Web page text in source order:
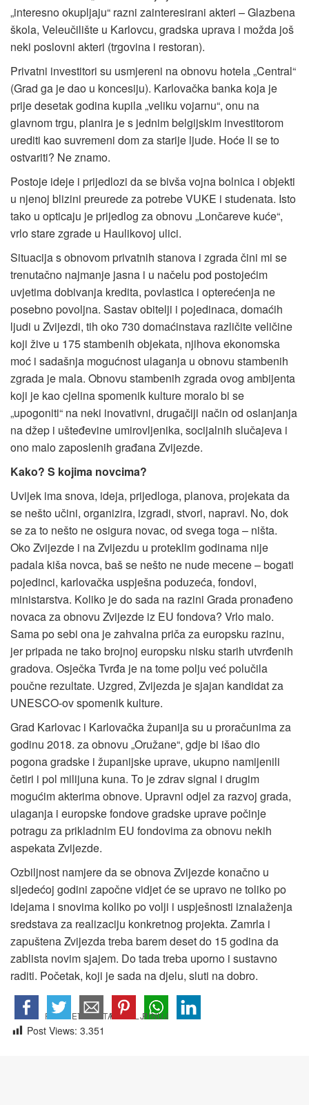
„interesno okupljaju“ razni zainteresirani akteri – Glazbena
škola, Veleučilište u Karlovcu, gradska uprava i možda još
neki poslovni akteri (trgovina i restoran).
Privatni investitori su usmjereni na obnovu hotela „Central“
(Grad ga je dao u koncesiju). Karlovačka banka koja je
prije desetak godina kupila „veliku vojarnu“, onu na
glavnom trgu, planira je s jednim belgijskim investitorom
urediti kao suvremeni dom za starije ljude. Hoće li se to
ostvariti? Ne znamo.
Postoje ideje i prijedlozi da se bivša vojna bolnica i objekti
u njenoj blizini preurede za potrebe VUKE i studenata. Isto
tako u opticaju je prijedlog za obnovu „Lončareve kuće“,
vrlo stare zgrade u Haulikovoj ulici.
Situacija s obnovom privatnih stanova i zgrada čini mi se
trenutačno najmanje jasna i u načelu pod postojećim
uvjetima dobivanja kredita, povlastica i opterećenja ne
posebno povoljna. Sastav obitelji i pojedinaca, domaćih
ljudi u Zvijezdi, tih oko 730 domaćinstava različite veličine
koji žive u 175 stambenih objekata, njihova ekonomska
moć i sadašnja mogućnost ulaganja u obnovu stambenih
zgrada je mala. Obnovu stambenih zgrada ovog ambijenta
koji je kao cjelina spomenik kulture moralo bi se
„upogoniti“ na neki inovativni, drugačiji način od oslanjanja
na džep i ušteđevine umirovljenika, socijalnih slučajeva i
ono malo zaposlenih građana Zvijezde.
Kako? S kojima novcima?
Uvijek ima snova, ideja, prijedloga, planova, projekata da
se nešto učini, organizira, izgradi, stvori, napravi. No, dok
se za to nešto ne osigura novac, od svega toga – ništa.
Oko Zvijezde i na Zvijezdu u proteklim godinama nije
padala kiša novca, baš se nešto ne nude mecene – bogati
pojedinci, karlovačka uspješna poduzeća, fondovi,
ministarstva. Koliko je do sada na razini Grada pronađeno
novaca za obnovu Zvijezde iz EU fondova? Vrlo malo.
Sama po sebi ona je zahvalna priča za europsku razinu,
jer pripada ne tako brojnoj europsku nisku starih utvrđenih
gradova. Osječka Tvrđa je na tome polju već polučila
poučne rezultate. Uzgred, Zvijezda je sjajan kandidat za
UNESCO-ov spomenik kulture.
Grad Karlovac i Karlovačka županija su u proračunima za
godinu 2018. za obnovu „Oružane“, gdje bi išao dio
pogona gradske i županijske uprave, ukupno namijenili
četiri i pol milijuna kuna. To je zdrav signal i drugim
mogućim akterima obnove. Upravni odjel za razvoj grada,
ulaganja i europske fondove gradske uprave počinje
potragu za prikladnim EU fondovima za obnovu nekih
aspekata Zvijezde.
Ozbiljnost namjere da se obnova Zvijezde konačno u
sljedećoj godini započne vidjet će se upravo ne toliko po
idejama i snovima koliko po volji i uspješnosti iznalaženja
sredstava za realizaciju konkretnog projekta. Zamrla i
zapuštena Zvijezda treba barem deset do 15 godina da
zablista novim sjajem. Do tada treba uporno i sustavno
raditi. Početak, koji je sada na djelu, sluti na dobro.
Post Views: 3.351